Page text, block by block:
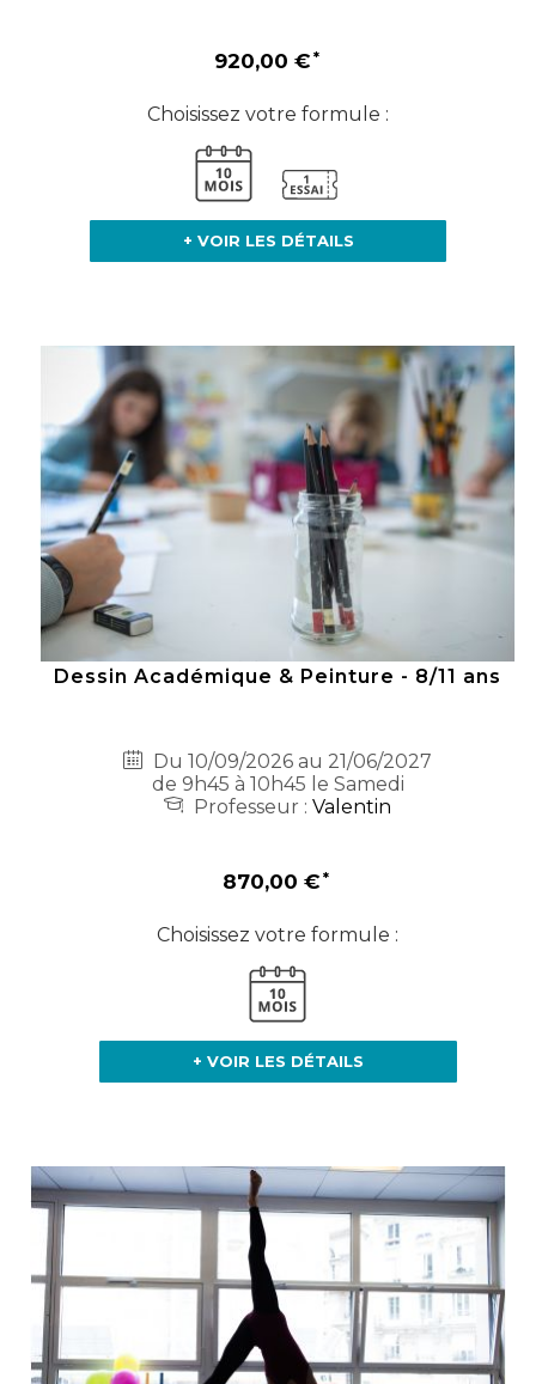
920,00 €
Choisissez votre formule :
+ VOIR LES DÉTAILS
Dessin Académique & Peinture - 8/11 ans
Du 10/09/2026 au 21/06/2027
de 9h45 à 10h45 le Samedi
Professeur :Valentin
870,00 €
Choisissez votre formule :
+ VOIR LES DÉTAILS